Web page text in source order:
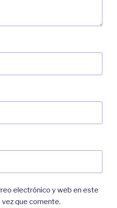
electrónico y web en este
vez que comente.